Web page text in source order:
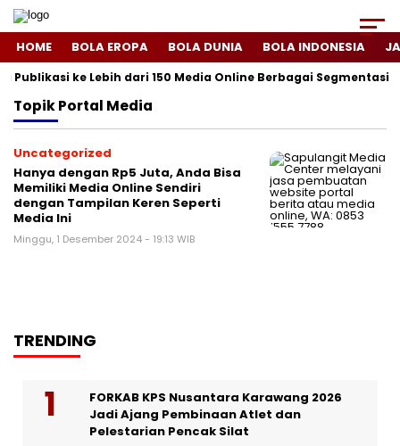
HOME BOLA EROPA BOLA DUNIA BOLA INDONESIA
ke Lebih dari 150 Media Online Berbagai Segmentasi
TopikPortal Media
Uncategorized
Hanya dengan Rp5 Juta, Anda Bisa
Memiliki Media Online Sendiri
dengan Tampilan Keren Seperti
Media Ini
Minggu, 1 Desember 2024 - 19:13 WIB
TRENDING
FORKAB KPS Nusantara Karawang 2026
Jadi Ajang Pembinaan Atlet dan
Pelestarian Pencak Silat